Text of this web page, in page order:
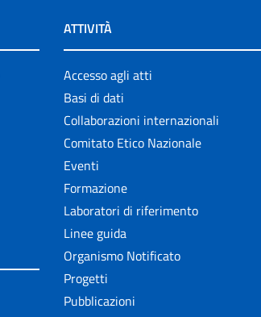
ATTIVITÀ
Accesso agli atti
Basi di dati
Collaborazioni internazionali
Comitato Etico Nazionale
Eventi
Formazione
Laboratori di riferimento
Linee guida
Organismo Notificato
Progetti
Pubblicazioni